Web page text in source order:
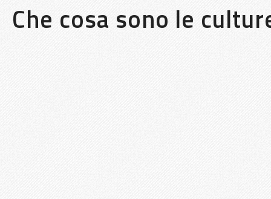
Che cosa sono le